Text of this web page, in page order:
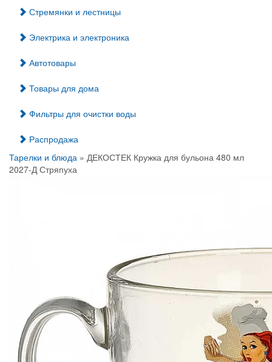
Стремянки и лестницы
Электрика и электроника
Автотовары
Товары для дома
Фильтры для очистки воды
Распродажа
Тарелки и блюда » ДЕКОСТЕК Кружка для бульона 480 мл
2027-Д Стряпуха